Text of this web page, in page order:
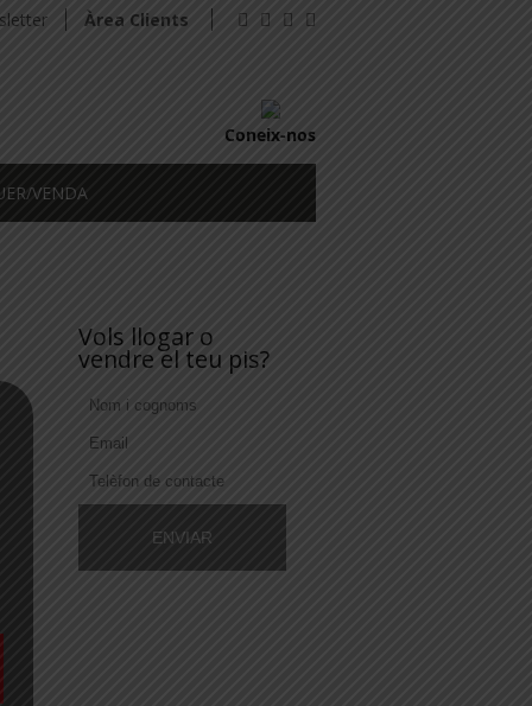
Àrea Clients
Coneix-nos
VENDA
Vols llogar o
vendre el teu pis?